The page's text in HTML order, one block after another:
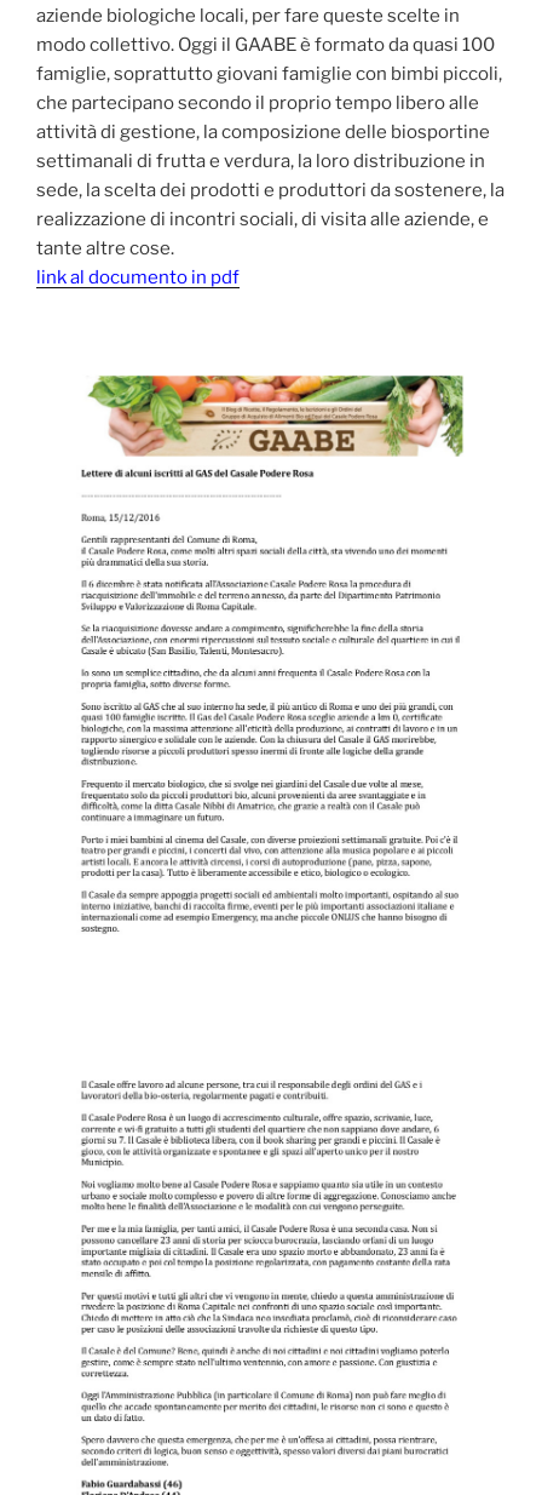
aziende biologiche locali, per fare queste scelte in
modo collettivo. Oggi il GAABE è formato da quasi 100
famiglie, soprattutto giovani famiglie con bimbi piccoli,
che partecipano secondo il proprio tempo libero alle
attività di gestione, la composizione delle biosportine
settimanali di frutta e verdura, la loro distribuzione in
sede, la scelta dei prodotti e produttori da sostenere, la
realizzazione di incontri sociali, di visita alle aziende, e
tante altre cose.
link al documento in pdf